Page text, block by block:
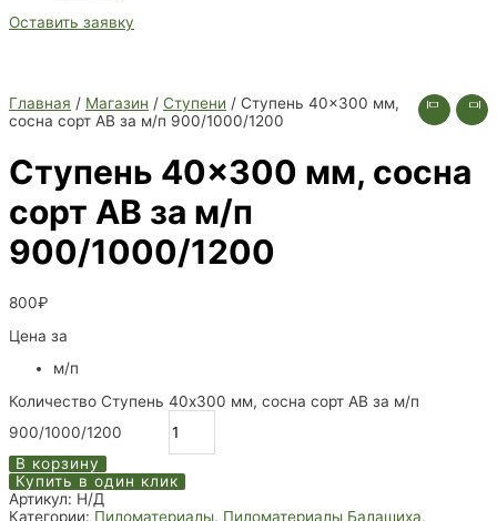
Оставить заявку
Главная / Магазин / Ступени / Ступень 40×300 мм,
сосна сорт АВ за м/п 900/1000/1200
Ступень 40×300 мм, сосна
сорт АВ за м/п
900/1000/1200
800₽
Цена за
м/п
Количество Ступень 40x300 мм, сосна сорт АВ за м/п
900/1000/1200
В корзину
Купить в один клик
Артикул: Н/Д
Категории: Пиломатериалы, Пиломатериалы Балашиха,